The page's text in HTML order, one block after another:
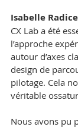
Isabelle
CX Lab a été
l’approche
autour d’axes
design de
pilotage. Cela
véritable
Nous avons pu